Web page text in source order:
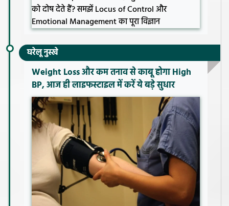
घरेलू नुस्खे
Weight Loss और कम तनाव से काबू होगा High
BP, आज ही लाइफस्टाइल में करें ये बड़े सुधार